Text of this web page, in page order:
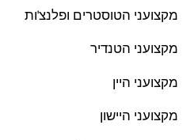
מקצועני הטוסטרים ופלנצ'ות
מקצועני הטנדיר
מקצועני היין
מקצועני היישון